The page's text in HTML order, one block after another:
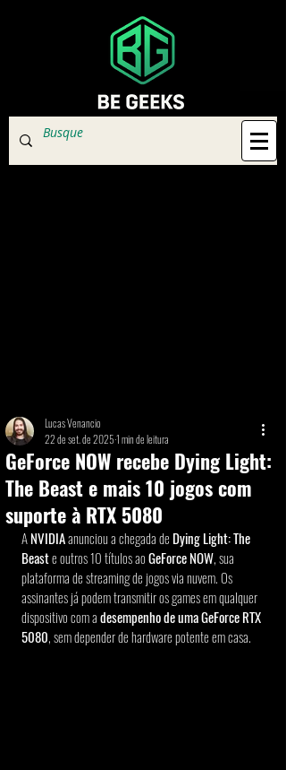
GeForce NOW recebe Dying Light:
The Beast e mais 10 jogos com
suporte à RTX 5080
Lucas Venancio
22 de set. de 20251 min de leitura
A NVIDIA anunciou a chegada de Dying Light: The
Beast e outros 10 títulos ao GeForce NOW, sua
plataforma de streaming de jogos via nuvem. Os
assinantes já podem transmitir os games em qualquer
dispositivo com a desempenho de uma GeForce RTX
5080, sem depender de hardware potente em casa.